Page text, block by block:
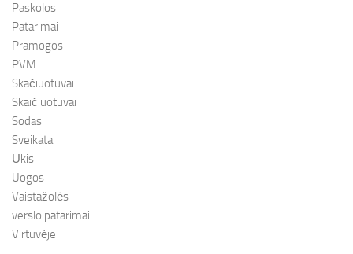
Paskolos
Patarimai
Pramogos
PVM
Skačiuotuvai
Skaičiuotuvai
Sodas
Sveikata
Ūkis
Uogos
Vaistažolės
verslo patarimai
Virtuvėje